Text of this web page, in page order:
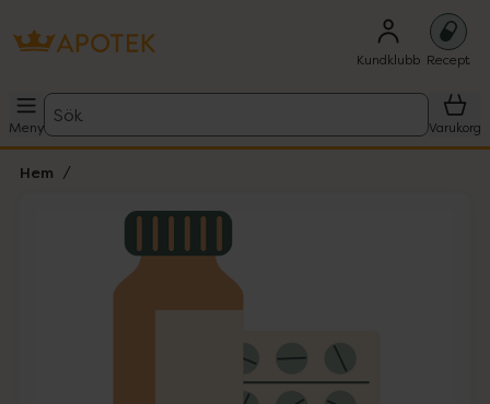
Kundklubb Recept
Meny
Sök
Varukorg
Hem
Lista: . Innehåller 1 objekt.